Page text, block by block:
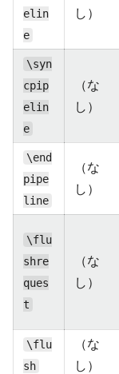
elin
e
し）
\syn
cpip
elin
e
（な
し）
\end
pipe
line
（な
し）
\flu
shre
ques
t
（な
し）
\flu
sh
（な
し）